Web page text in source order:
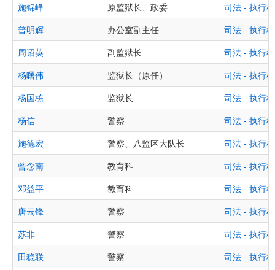
施锦峰
原监狱长、政委
司法 - 执行
普明辉
办公室副主任
司法 - 执行
周诏英
副监狱长
司法 - 执行
杨曙伟
监狱长（原任）
司法 - 执行
杨国栋
监狱长
司法 - 执行
杨信
警察
司法 - 执行
施德宏
警察、八监区大队长
司法 - 执行
曾念南
教育科
司法 - 执行
邓益平
教育科
司法 - 执行
唐云锋
警察
司法 - 执行
苏非
警察
司法 - 执行
田稳联
警察
司法 - 执行